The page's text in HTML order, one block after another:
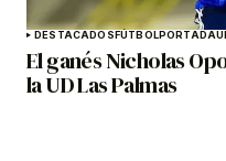
DESTACADOSFÚTBOLPORTADA
El ganés Nicholas
la UD Las Palmas